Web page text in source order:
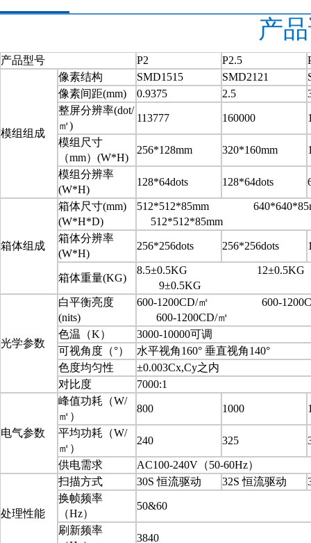
产
产品型号 P2 P2.5
模组组成
像素结构 SMD1515 SMD2121
像素间距(mm)
0.9375 2.5
整屏分辨率(dot/
㎡)
113777 160000
模组尺寸
（mm）(W*H)
256*128mm 320*160mm
模组分辨率
(W*H)
128*64dots 128*64dots
箱体组成
箱体尺寸(mm)
(W*H*D)
512*512*85mm
512*512*85mm
箱体分辨率
(W*H)
256*256dots 256*256dots
箱体重量(KG)
8.5±0.5KG
9±0.5KG
光学参数
白平衡亮度
(nits)
600-1200CD/㎡ 600-
600-1200CD/㎡
色温（K）
3000-10000可调
可视角度（°）
水平视角160° 垂直视角140°
色度均匀性
±0.003Cx,Cy之内
对比度
7000:1
电气参数
峰值功耗（W/
㎡）
800 1000
平均功耗（W/
㎡）
240 325
供电需求 AC100-240V（50-60Hz）
处理性能
扫描方式 30S 恒流驱动 32S 恒流驱动
换帧频率
（Hz）
50&60
刷新频率
3840